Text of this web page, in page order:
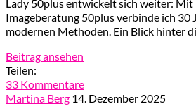
Lady 50plus entwickelt sich weiter: Mit
Imageberatung 50plus verbinde ich 30
modernen Methoden. Ein Blick hinter
Beitrag ansehen
Teilen:
33 Kommentare
Martina Berg 14. Dezember 2025